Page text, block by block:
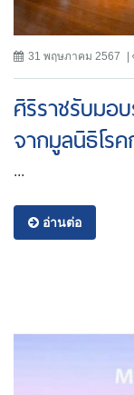
31 พฤษภาคม 2567
ศิริราชรับมอ
จากมูลนิธิโร
...
อ่านต่อ